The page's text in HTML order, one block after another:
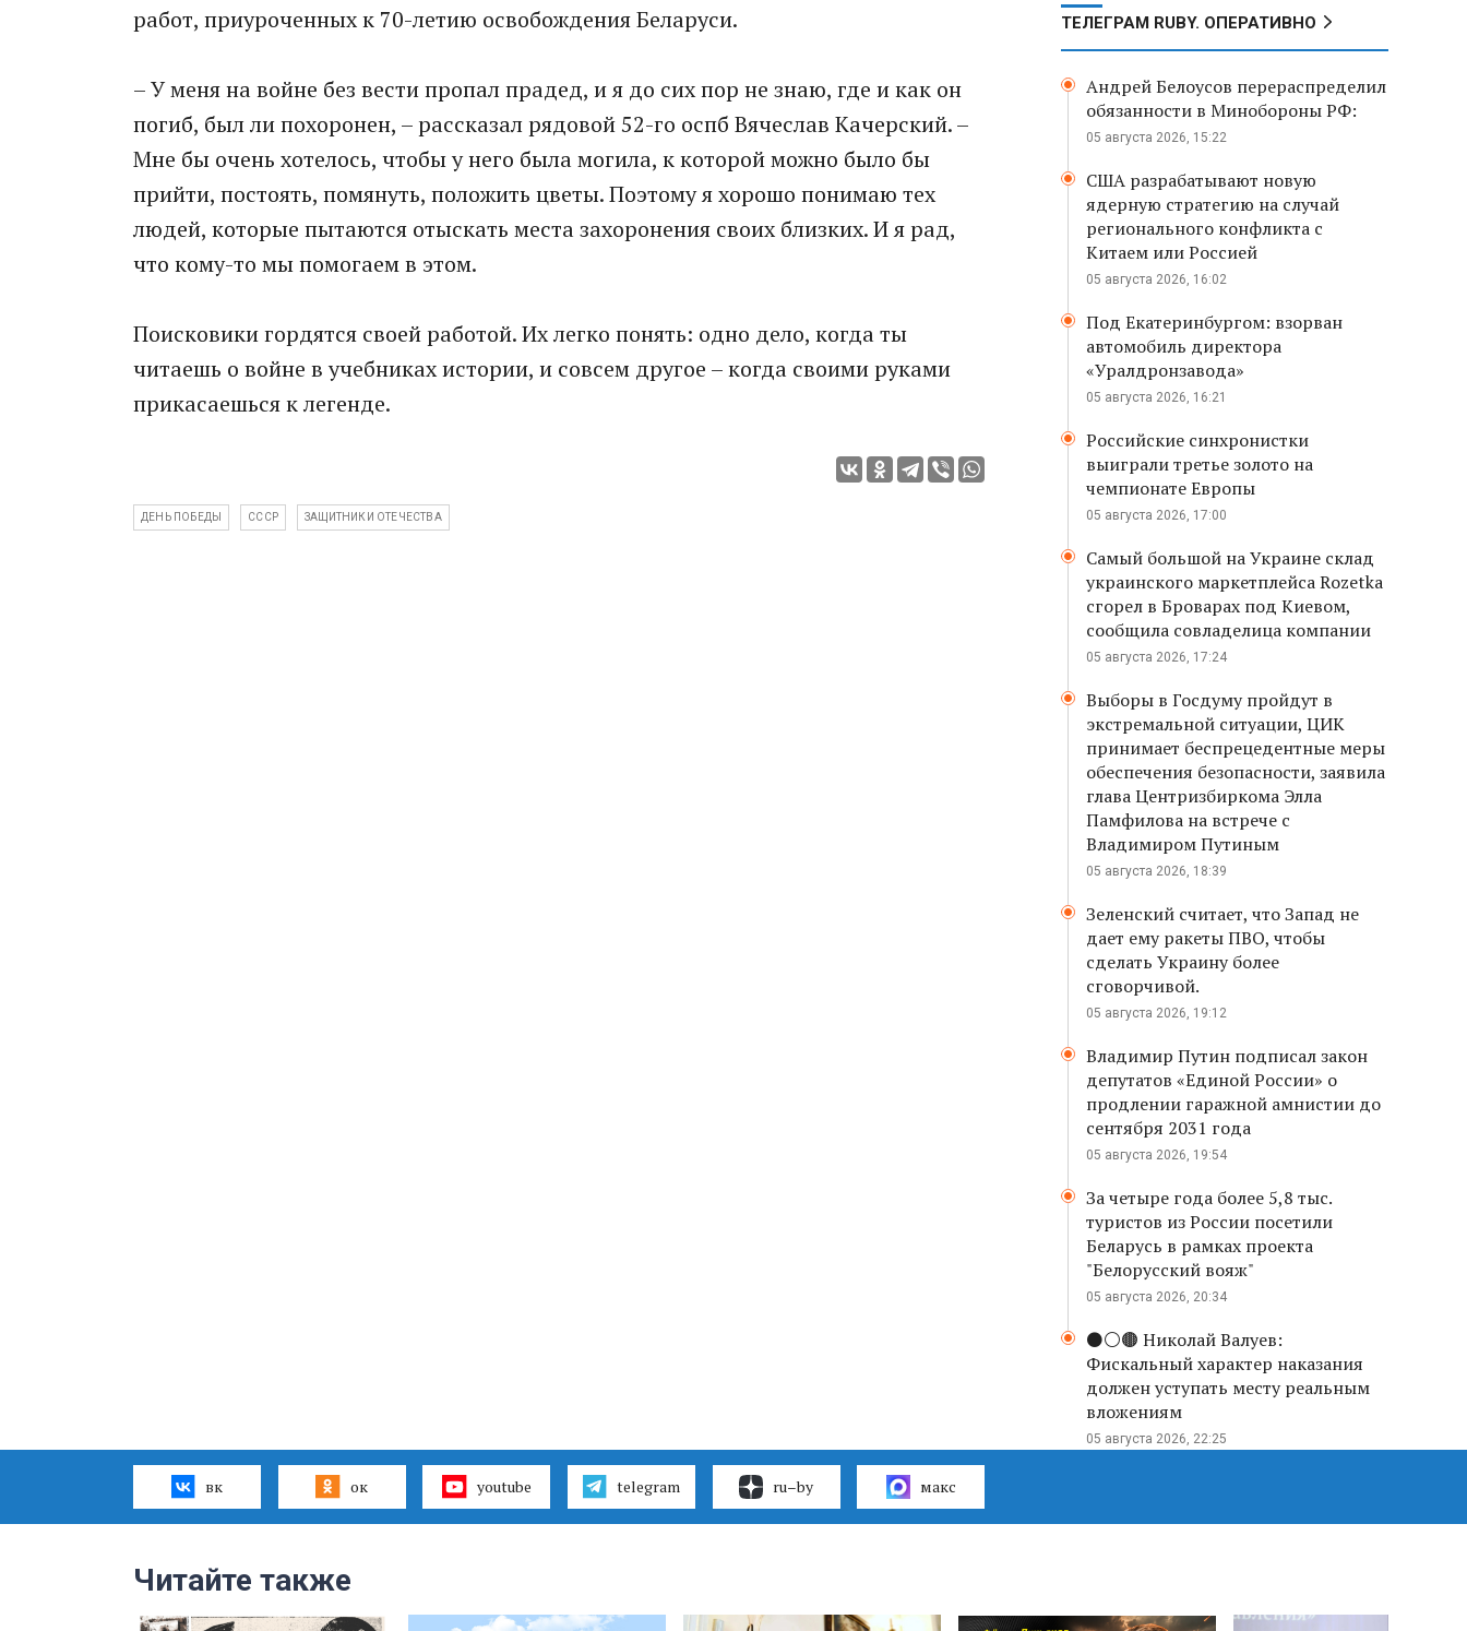
работ, приуроченных к 70-летию освобождения Беларуси.
– У меня на войне без вести пропал прадед, и я до сих пор не знаю, где и как он
погиб, был ли похоронен, – рассказал рядовой 52-го оспб Вячеслав Качерский. –
Мне бы очень хотелось, чтобы у него была могила, к которой можно было бы
прийти, постоять, помянуть, положить цветы. Поэтому я хорошо понимаю тех
людей, которые пытаются отыскать места захоронения своих близких. И я рад,
что кому-то мы помогаем в этом.
Поисковики гордятся своей работой. Их легко понять: одно дело, когда ты
читаешь о войне в учебниках истории, и совсем другое – когда своими руками
прикасаешься к легенде.
ДЕНЬ ПОБЕДЫ СССР ЗАЩИТНИКИ ОТЕЧЕСТВА
ТЕЛЕГРАМ RUBY. ОПЕРАТИВНО
Андрей Белоусов перераспределил
обязанности в Минобороны РФ:
05 августа 2026, 15:22
США разрабатывают новую
ядерную стратегию на случай
регионального конфликта с
Китаем или Россией
05 августа 2026, 16:02
Под Екатеринбургом: взорван
автомобиль директора
«Уралдронзавода»
05 августа 2026, 16:21
Российские синхронистки
выиграли третье золото на
чемпионате Европы
05 августа 2026, 17:00
Самый большой на Украине склад
украинского маркетплейса Rozetka
сгорел в Броварах под Киевом,
сообщила совладелица компании
05 августа 2026, 17:24
Выборы в Госдуму пройдут в
экстремальной ситуации, ЦИК
принимает беспрецедентные меры
обеспечения безопасности, заявила
глава Центризбиркома Элла
Памфилова на встрече с
Владимиром Путиным
05 августа 2026, 18:39
Зеленский считает, что Запад не
дает ему ракеты ПВО, чтобы
сделать Украину более
сговорчивой.
05 августа 2026, 19:12
Владимир Путин подписал закон
депутатов «Единой России» о
продлении гаражной амнистии до
сентября 2031 года
05 августа 2026, 19:54
За четыре года более 5,8 тыс.
туристов из России посетили
Беларусь в рамках проекта
"Белорусский вояж"
05 августа 2026, 20:34
⚫️⚪️🟤 Николай Валуев:
Фискальный характер наказания
должен уступать месту реальным
вложениям
05 августа 2026, 22:25
вк ок youtube telegram ru–by макс
Читайте также